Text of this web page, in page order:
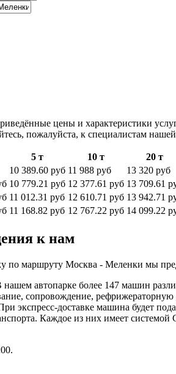
цены и характеристики
пожалуйста, к специалистам
5 т 10 т
20 т
10 389.60 руб 11 988 руб
13 320 руб
10 779.21 руб 12 377.61 руб 13 709.61
11 012.31 руб 12 610.71 руб 13 942.71
11 168.82 руб 12 767.22 руб 14 099.22
к нам
по маршруту Москва - Меленки мы
автопарке более 147 машин
сопровождение, рефрижераторную
экспресс-доставке машина будет
Каждое из них имеет